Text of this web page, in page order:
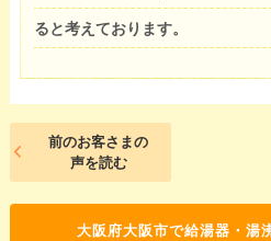
ると考えております。
前のお客さまの
声を読む
大阪府大阪市で給湯器・湯